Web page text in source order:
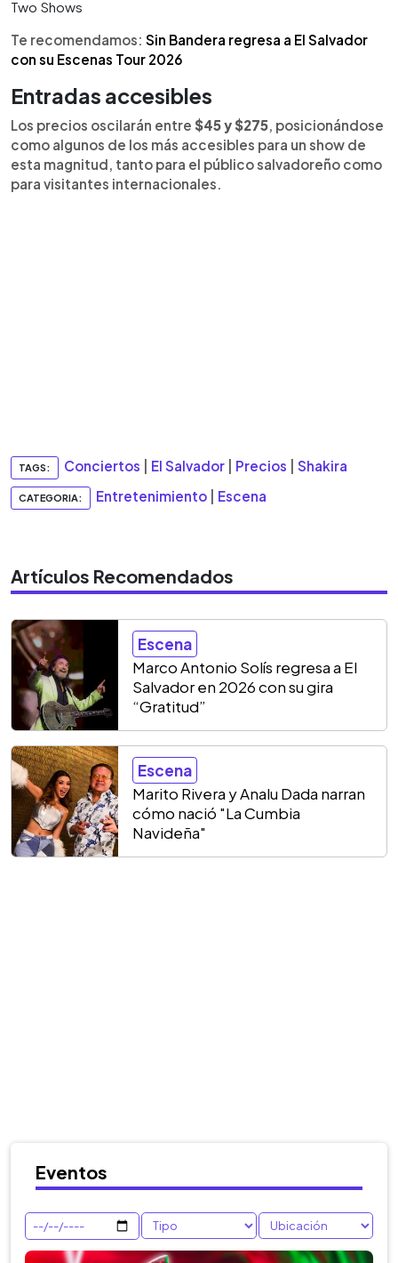
Two Shows
Te recomendamos: Sin Bandera regresa a El Salvador
con su Escenas Tour 2026
Entradas accesibles
Los precios oscilarán entre $45 y $275, posicionándose
como algunos de los más accesibles para un show de
esta magnitud, tanto para el público salvadoreño como
para visitantes internacionales.
TAGS: Conciertos El Salvador Precios Shakira
CATEGORIA: Entretenimiento Escena
Artículos Recomendados
Escena
Marco Antonio Solís regresa a El
Salvador en 2026 con su gira
“Gratitud”
Escena
Marito Rivera y Analu Dada narran
cómo nació "La Cumbia
Navideña"
Eventos